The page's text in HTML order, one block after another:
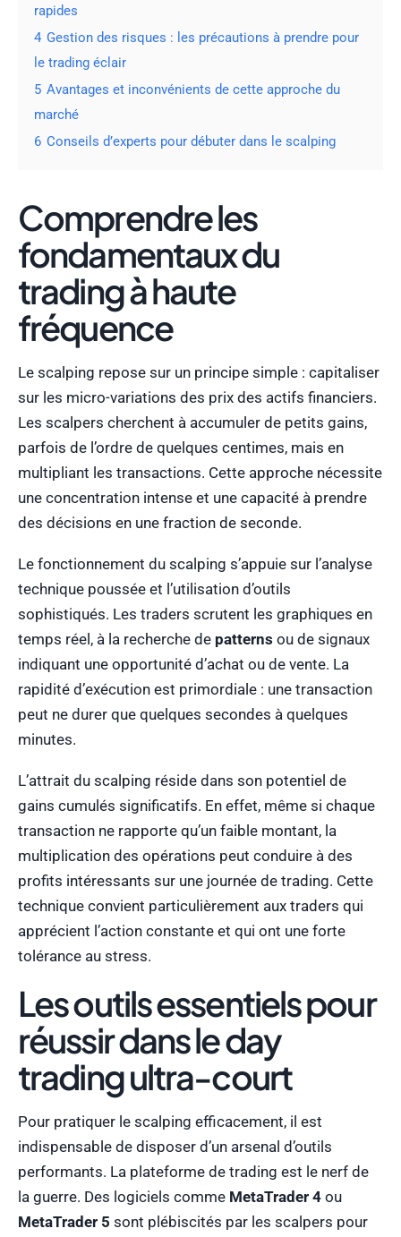
rapides
4 Gestion des risques : les précautions à prendre pour
le trading éclair
5 Avantages et inconvénients de cette approche du
marché
6 Conseils d’experts pour débuter dans le scalping
Comprendre les
fondamentaux du
trading à haute
fréquence
Le scalping repose sur un principe simple : capitaliser
sur les micro-variations des prix des actifs financiers.
Les scalpers cherchent à accumuler de petits gains,
parfois de l’ordre de quelques centimes, mais en
multipliant les transactions. Cette approche nécessite
une concentration intense et une capacité à prendre
des décisions en une fraction de seconde.
Le fonctionnement du scalping s’appuie sur l’analyse
technique poussée et l’utilisation d’outils
sophistiqués. Les traders scrutent les graphiques en
temps réel, à la recherche de patterns ou de signaux
indiquant une opportunité d’achat ou de vente. La
rapidité d’exécution est primordiale : une transaction
peut ne durer que quelques secondes à quelques
minutes.
L’attrait du scalping réside dans son potentiel de
gains cumulés significatifs. En effet, même si chaque
transaction ne rapporte qu’un faible montant, la
multiplication des opérations peut conduire à des
profits intéressants sur une journée de trading. Cette
technique convient particulièrement aux traders qui
apprécient l’action constante et qui ont une forte
tolérance au stress.
Les outils essentiels pour
réussir dans le day
trading ultra-court
Pour pratiquer le scalping efficacement, il est
indispensable de disposer d’un arsenal d’outils
performants. La plateforme de trading est le nerf de
la guerre. Des logiciels comme MetaTrader 4 ou
MetaTrader 5 sont plébiscités par les scalpers pour